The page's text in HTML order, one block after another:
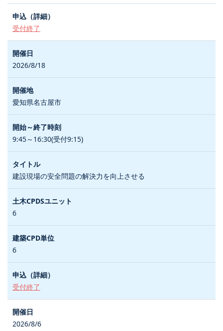
受付終了
2026/8/18
愛知県名古屋市
9:45～16:30(受付9:15)
建設現場の安全問題の解決力を向上させる
6
6
受付終了
2026/8/6